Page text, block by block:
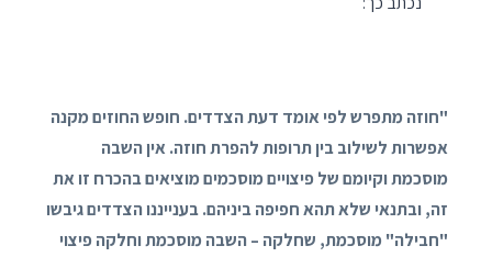
"חוזה מתפרש לפי אומד דעת הצדדים. חופש החוזים מקנה
אפשרות לשילוב בין תרופות להפרת חוזה. אין השבה
מוסכמת וקיומם של פיצויים מוסכמים מוציאים בהכרח זו את
זה, ובתנאי שלא תהא חפיפה ביניהם. בענייננו הצדדים גיבשו
"חבילה" מוסכמת, שחלקה – השבה מוסכמת וחלקה פיצוי